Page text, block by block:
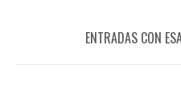
ENTRADAS CON